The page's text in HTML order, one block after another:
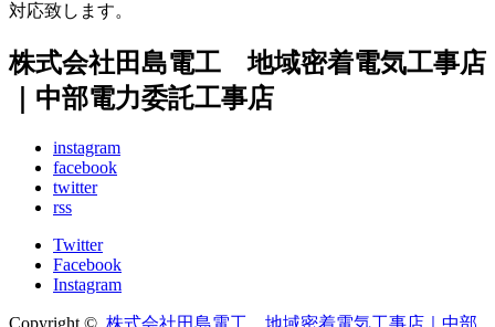
対応致します。
株式会社田島電工 地域密着電気工事店
｜中部電力委託工事店
instagram
facebook
twitter
rss
Twitter
Facebook
Instagram